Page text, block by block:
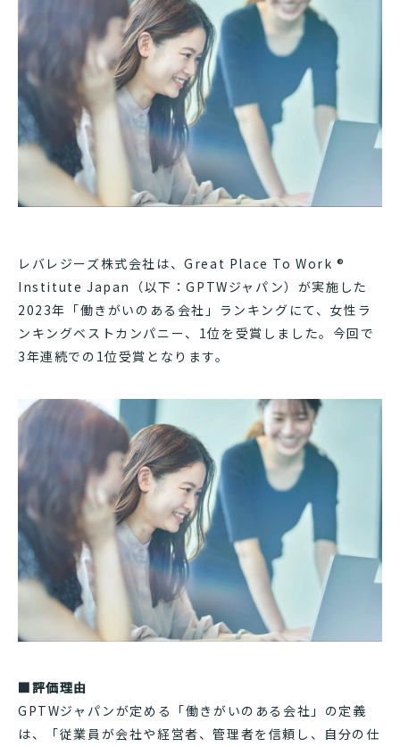
レバレジーズ株式会社は、Great Place To Work ®
Institute Japan（以下：GPTWジャパン）が実施した
2023年「働きがいのある会社」ランキングにて、女性ラ
ンキングベストカンパニー、1位を受賞しました。今回で
3年連続での1位受賞となります。
■評価理由
GPTWジャパンが定める「働きがいのある会社」の定義
は、「従業員が会社や経営者、管理者を信頼し、自分の仕